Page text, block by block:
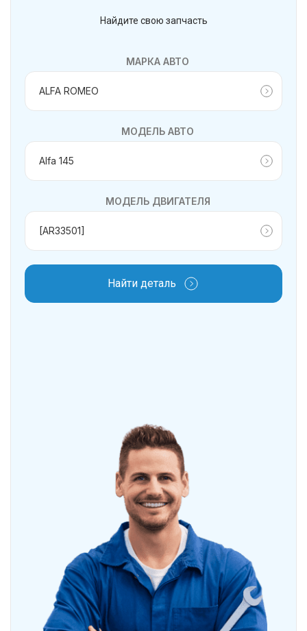
Найдите свою запчасть
МАРКА АВТО
МОДЕЛЬ АВТО
МОДЕЛЬ ДВИГАТЕЛЯ
Найти деталь